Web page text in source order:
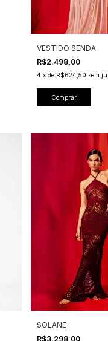
VESTIDO SENDA
R$2.498,00
4 x de R$624,50 sem
Comprar
SOLANE
R$3.298,00